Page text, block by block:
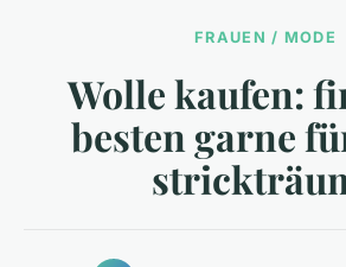
FRAUEN / MODE
Wolle kaufen:
besten garne